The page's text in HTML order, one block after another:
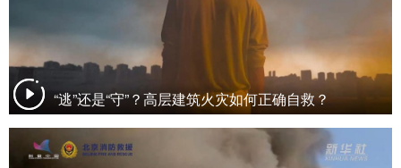
“逃”还是“守”？高层建筑火灾如何正确自救？